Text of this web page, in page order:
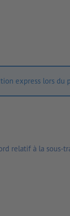
express lors du
relatif à la sous-